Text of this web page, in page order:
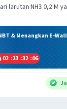
larutan NH3 0,2 M
& Menangkan E-
02 :23 :32 :06